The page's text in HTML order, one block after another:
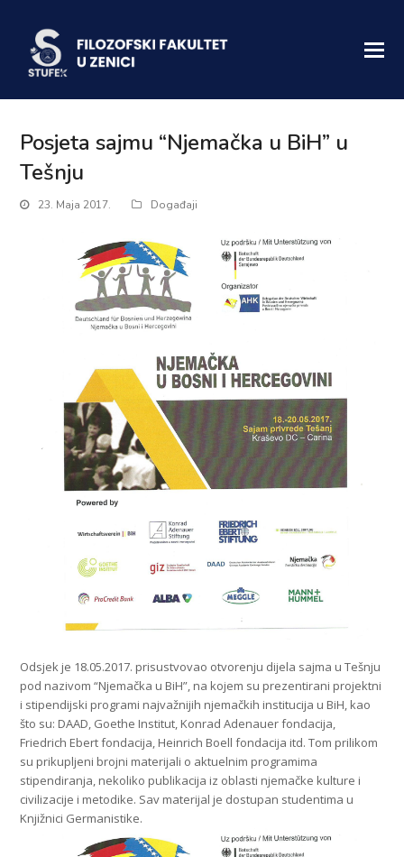
Posjeta sajmu “Njemačka u BiH” u
Tešnju
23. Maja 2017. Događaji
Odsjek je 18.05.2017. prisustvovao otvorenju dijela sajma u Tešnju
pod nazivom “Njemačka u BiH”, na kojem su prezentirani projektni
i stipendijski programi najvažnijih njemačkih institucija u BiH, kao
što su: DAAD, Goethe Institut, Konrad Adenauer fondacija,
Friedrich Ebert fondacija, Heinrich Boell fondacija itd. Tom prilikom
su prikupljeni brojni materijali o aktuelnim programima
stipendiranja, nekoliko publikacija iz oblasti njemačke kulture i
civilizacije i metodike. Sav materijal je dostupan studentima u
Knjižnici Germanistike.